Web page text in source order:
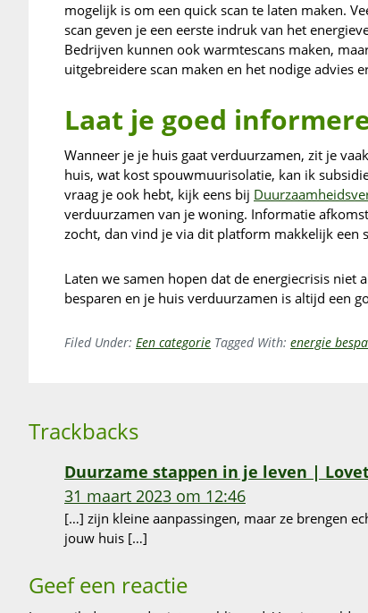
mogelijk is om een quick scan te laten maken.
scan geven je een eerste indruk van het
Bedrijven kunnen ook warmtescans maken,
uitgebreidere scan maken en het nodige advies
Laat je goed
Wanneer je je huis gaat verduurzamen, zit je
huis, wat kost spouwmuurisolatie, kan ik
vraag je ook hebt, kijk eens bij
verduurzamen van je woning. Informatie
zocht, dan vind je via dit platform makkelijk een
Laten we samen hopen dat de energiecrisis
besparen en je huis verduurzamen is altijd een
Filed Under: Een categorie Tagged With: energie
Reader
Interactions
Trackbacks
Duurzame stappen in je leven |
31 maart 2023 om 12:46
[…] zijn kleine aanpassingen, maar ze brengen
jouw huis […]
Geef een reactie